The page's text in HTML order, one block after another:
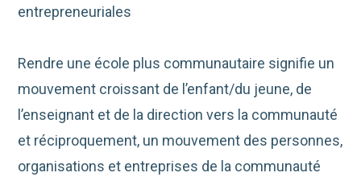
entrepreneuriales
Rendre une école plus communautaire signifie un
mouvement croissant de l’enfant/du jeune, de
l’enseignant et de la direction vers la communauté
et réciproquement, un mouvement des personnes,
organisations et entreprises de la communauté